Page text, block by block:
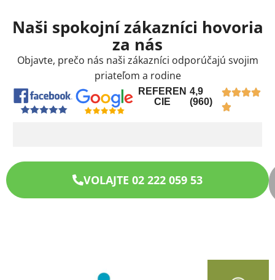
Naši spokojní zákazníci hovoria
za nás
Objavte, prečo nás naši zákazníci odporúčajú svojim
priateľom a rodine
REFEREN
CIE
4,9
(960)
VOLAJTE 02 222 059 53